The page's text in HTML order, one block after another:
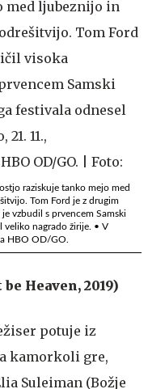
raziskuje tanko mejo med
Tom Ford je z drugim
vzbudil s prvencem Samski
veliko nagrado žirije. • V
HBO OD/GO.
Heaven, 2019)